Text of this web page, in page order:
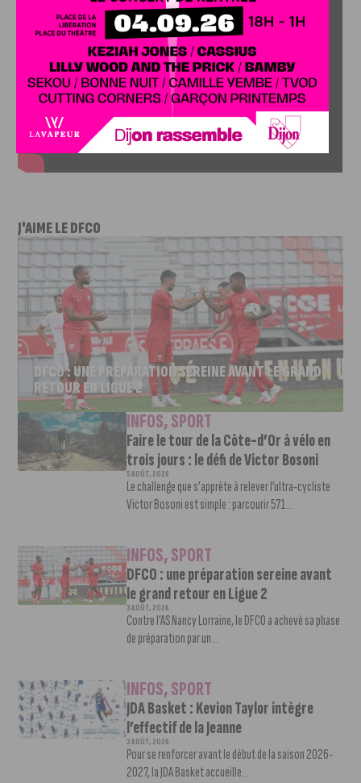
J'AIME LE DFCO
DFCO : UNE PRÉPARATION SEREINE AVANT LE GRAND
RETOUR EN LIGUE 2
INFOS,SPORT
Faire le tour de la Côte-d’Or à vélo en
trois jours : le défi de Victor Bosoni
5 AOÛT, 2026
Le challenge que s’apprête à relever l’ultra-cycliste
Victor Bosoni est simple : parcourir 571...
INFOS,SPORT
DFCO : une préparation sereine avant
le grand retour en Ligue 2
3 AOÛT, 2026
Contre l’AS Nancy Lorraine, le DFCO a achevé sa phase
de préparation par un...
INFOS,SPORT
JDA Basket : Kevion Taylor intègre
l’effectif de la Jeanne
3 AOÛT, 2026
Pour se renforcer avant le début de la saison 2026-
2027, la JDA Basket accueille...